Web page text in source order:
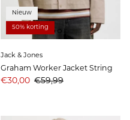
Nieuw
50% korting
Jack & Jones
Graham Worker Jacket String
Aanbiedingsprijs
€30,00 Prijs
€59,99